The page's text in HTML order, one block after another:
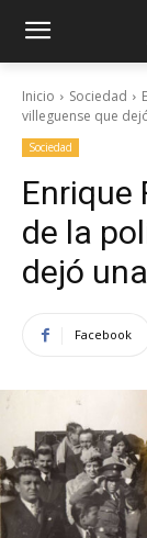
Inicio Sociedad
villeguense que
Sociedad
Enrique
de la
dejó
Facebook